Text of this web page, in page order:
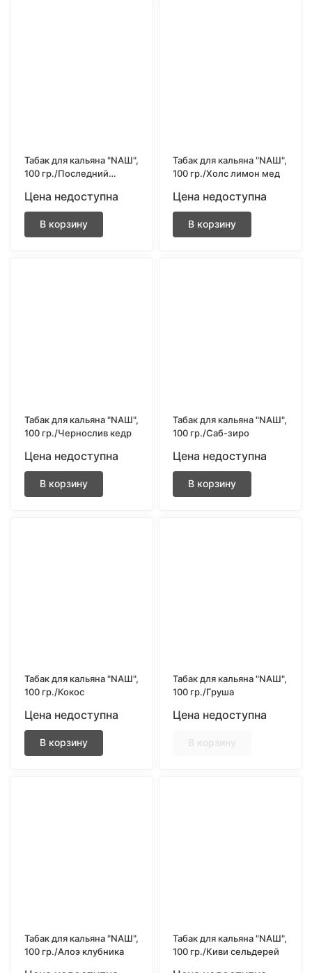
Табак для кальяна "NAШ",
100 гр./Последний
Цена недоступна
В корзину
Табак для кальяна "NAШ",
100 гр./Холс лимон мед
Цена недоступна
В корзину
Табак для кальяна "NAШ",
100 гр./Чернослив кедр
Цена недоступна
В корзину
Табак для кальяна "NAШ",
100 гр./Саб-зиро
Цена недоступна
В корзину
Табак для кальяна "NAШ",
100 гр./Кокос
Цена недоступна
В корзину
Табак для кальяна "NAШ",
100 гр./Груша
Цена недоступна
В корзину
Табак для кальяна "NAШ",
100 гр./Алоэ клубника
Табак для кальяна "NAШ",
100 гр./Киви сельдерей